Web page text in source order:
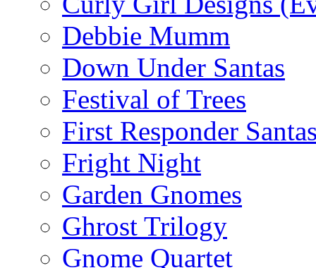
Debbie Mumm
Down Under Santas
Festival of Trees
First Responder
Fright Night
Garden Gnomes
Ghrost Trilogy
Gnome Quartet